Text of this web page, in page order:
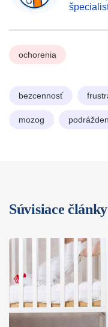
ochorenia
bezcennosť
mozog
Súvisiace články